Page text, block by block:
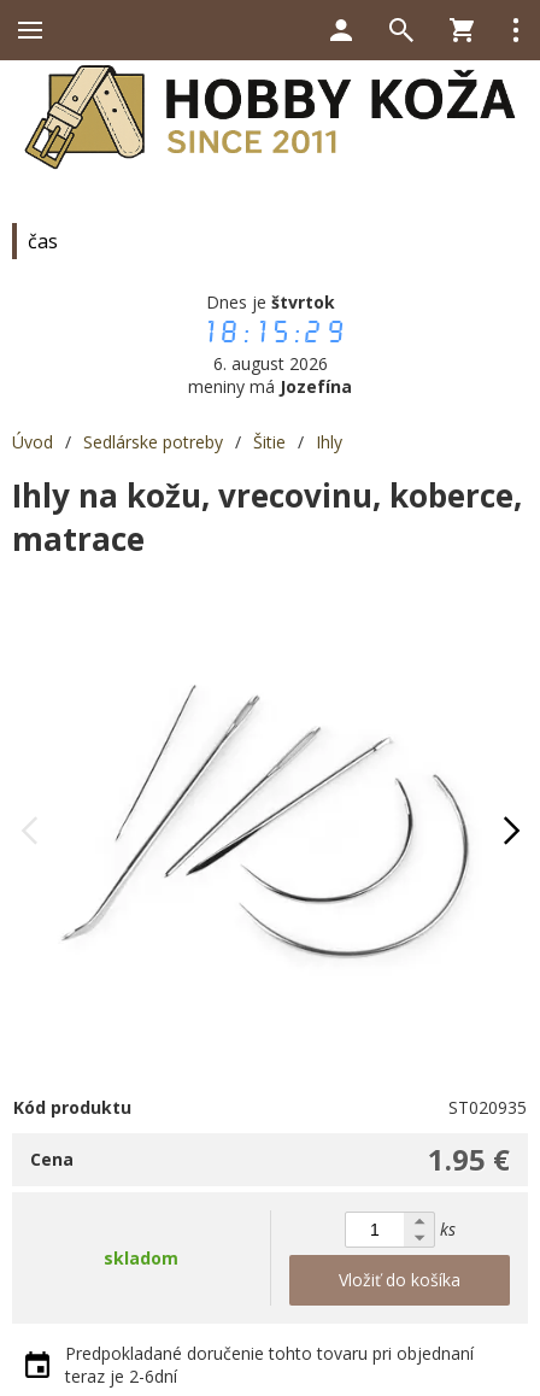
čas
Dnes je štvrtok
18:15:29
6. august 2026
meniny má Jozefína
Úvod / Sedlárske potreby / Šitie / Ihly
Ihly na kožu, vrecovinu, koberce,
matrace
Kód produktu ST020935
1.95 €
Cena
skladom
ks
Vložiť do košíka
Predpokladané doručenie tohto tovaru pri objednaní
teraz je 2-6dní